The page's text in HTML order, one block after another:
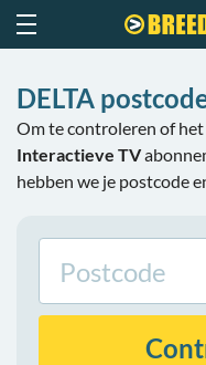
DELTA
Om te controleren of het
Interactieve TV
hebben we je postcode